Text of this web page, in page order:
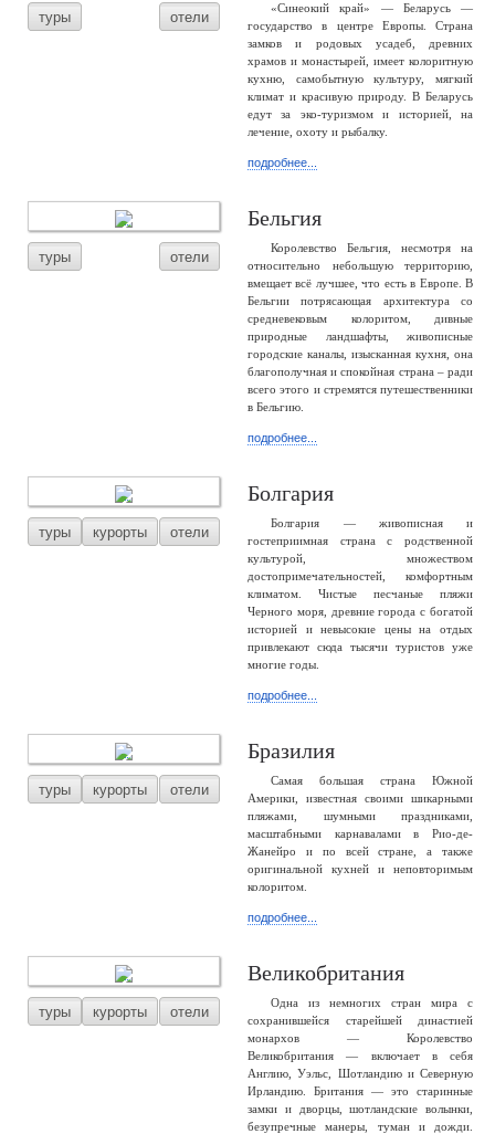
туры отели
«Синеокий край» — Беларусь —
государство в центре Европы. Страна
замков и родовых усадеб, древних
храмов и монастырей, имеет колоритную
кухню, самобытную культуру, мягкий
климат и красивую природу. В Беларусь
едут за эко-туризмом и историей, на
лечение, охоту и рыбалку.
подробнее...
туры отели
Бельгия
Королевство Бельгия, несмотря на
относительно небольшую территорию,
вмещает всё лучшее, что есть в Европе. В
Бельгии потрясающая архитектура со
средневековым колоритом, дивные
природные ландшафты, живописные
городские каналы, изысканная кухня, она
благополучная и спокойная страна – ради
всего этого и стремятся путешественники
в Бельгию.
подробнее...
туры курорты отели
Болгария
Болгария — живописная и
гостеприимная страна с родственной
культурой, множеством
достопримечательностей, комфортным
климатом. Чистые песчаные пляжи
Черного моря, древние города с богатой
историей и невысокие цены на отдых
привлекают сюда тысячи туристов уже
многие годы.
подробнее...
туры курорты отели
Бразилия
Самая большая страна Южной
Америки, известная своими шикарными
пляжами, шумными праздниками,
масштабными карнавалами в Рио-де-
Жанейро и по всей стране, а также
оригинальной кухней и неповторимым
колоритом.
подробнее...
туры курорты отели
Великобритания
Одна из немногих стран мира с
сохранившейся старейшей династией
монархов — Королевство
Великобритания — включает в себя
Англию, Уэльс, Шотландию и Северную
Ирландию. Британия — это старинные
замки и дворцы, шотландские волынки,
безупречные манеры, туман и дожди.